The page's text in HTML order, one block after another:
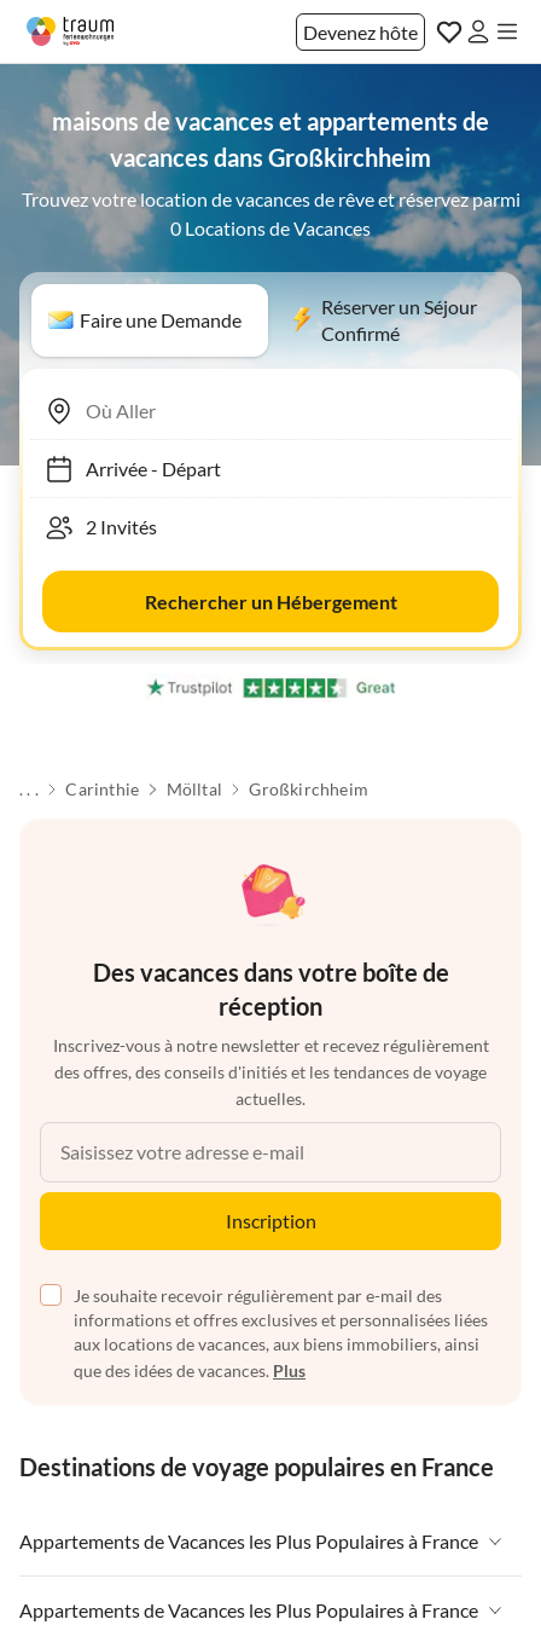
Devenez hôte
maisons de vacances et appartements de
vacances dans Großkirchheim
Trouvez votre location de vacances de rêve et réservez parmi
0 Locations de Vacances
Faire une Demande
Réserver un Séjour
Confirmé
Arrivée- Départ
Rechercher un Hébergement
. . . Carinthie Mölltal Großkirchheim
Des vacances dans votre boîte de
réception
Inscrivez-vous à notre newsletter et recevez régulièrement
des offres, des conseils d'initiés et les tendances de voyage
actuelles.
Inscription
Je souhaite recevoir régulièrement par e-mail des
informations et offres exclusives et personnalisées liées
aux locations de vacances, aux biens immobiliers, ainsi
que des idées de vacances. Plus
Destinations de voyage populaires en France
Appartements de Vacances les Plus Populaires à France
Appartements de Vacances à France
Appartements de Vacances les Plus Populaires à France